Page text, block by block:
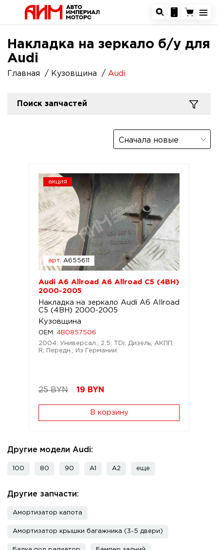
Накладка на зеркало б/у для
Audi
Главная Кузовщина Audi
Поиск запчастей
Сначала новые
акция
арт. A655611
Audi A6 Allroad A6 Allroad C5 (4BH)
2000-2005
Накладка на зеркало Audi A6 Allroad
C5 (4BH) 2000-2005
Кузовщина
OEM: 4B0857506
2004; Универсал.; 2,5; TDi; Дизель; АКПП;
R; Передн.; Из Германии.
25 BYN 19 BYN
В корзину
Другие модели Audi:
100 80 90 A1 A2 еще
Другие запчасти:
Амортизатор капота
Амортизатор крышки багажника (3-5 двери)